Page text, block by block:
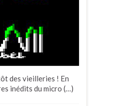
des vieilleries ! En
inédits du micro (…)